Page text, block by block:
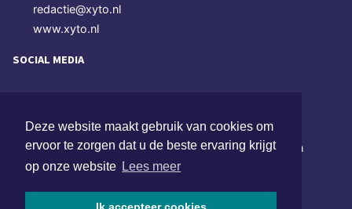
Deze website maakt gebruik van cookies om
ervoor te zorgen dat u de beste ervaring krijgt
op onze website Lees meer
redactie@xyto.nl
www.xyto.nl
SOCIAL MEDIA
NIEUWSBRIEF AANMELDEN
Schrijf je in voor onze nieuwsbrief en krijg wekelijks een
samenvatting van alle gebeurtenissen uit jouw regio.